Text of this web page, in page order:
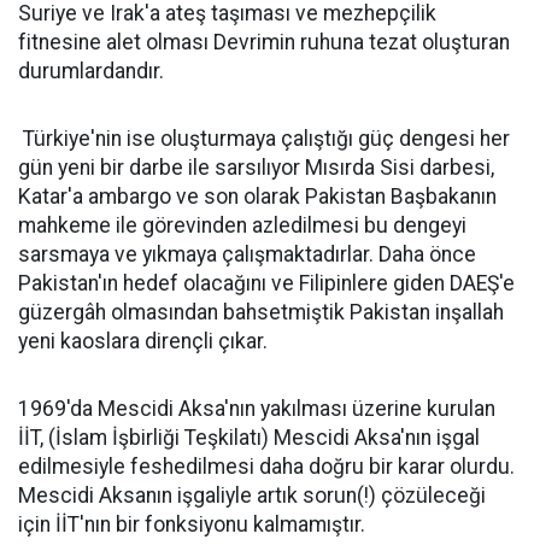
Suriye ve Irak'a ateş taşıması ve mezhepçilik
fitnesine alet olması Devrimin ruhuna tezat oluşturan
durumlardandır.
Türkiye'nin ise oluşturmaya çalıştığı güç dengesi her
gün yeni bir darbe ile sarsılıyor Mısırda Sisi darbesi,
Katar'a ambargo ve son olarak Pakistan Başbakanın
mahkeme ile görevinden azledilmesi bu dengeyi
sarsmaya ve yıkmaya çalışmaktadırlar. Daha önce
Pakistan'ın hedef olacağını ve Filipinlere giden DAEŞ'e
güzergâh olmasından bahsetmiştik Pakistan inşallah
yeni kaoslara dirençli çıkar.
1969'da Mescidi Aksa'nın yakılması üzerine kurulan
İİT, (İslam İşbirliği Teşkilatı) Mescidi Aksa'nın işgal
edilmesiyle feshedilmesi daha doğru bir karar olurdu.
Mescidi Aksanın işgaliyle artık sorun(!) çözüleceği
için İİT'nın bir fonksiyonu kalmamıştır.